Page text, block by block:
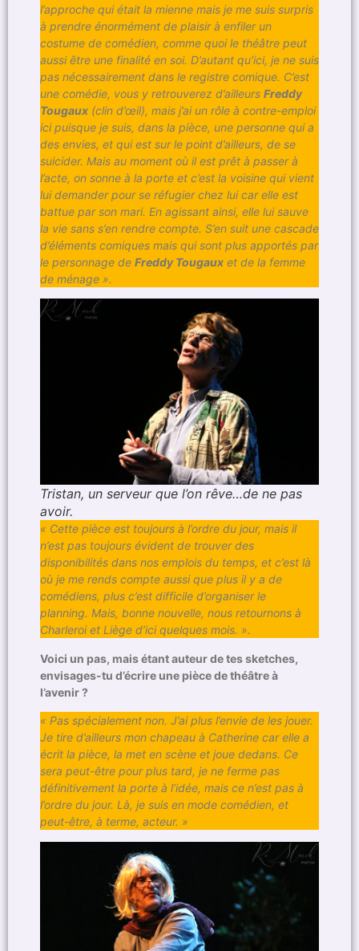
l’approche qui était la mienne mais je me suis surpris
à prendre énormément de plaisir à enfiler un
costume de comédien, comme quoi le théâtre peut
aussi être une finalité en soi. D’autant qu’ici, je ne suis
pas nécessairement dans le registre comique. C’est
une comédie, vous y retrouverez d’ailleurs Freddy
Tougaux (clin d’œil), mais j’ai un rôle à contre-emploi
ici puisque je suis, dans la pièce, une personne qui a
des envies, et qui est sur le point d’ailleurs, de se
suicider. Mais au moment où il est prêt à passer à
l’acte, on sonne à la porte et c’est la voisine qui vient
lui demander pour se réfugier chez lui car elle est
battue par son mari. En agissant ainsi, elle lui sauve
la vie sans s’en rendre compte. S’en suit une cascade
d’éléments comiques mais qui sont plus apportés par
le personnage de Freddy Tougaux et de la femme
de ménage ».
Tristan, un serveur que l’on rêve…de ne pas
avoir.
« Cette pièce est toujours à l’ordre du jour, mais il
n’est pas toujours évident de trouver des
disponibilités dans nos emplois du temps, et c’est là
où je me rends compte aussi que plus il y a de
comédiens, plus c’est difficile d’organiser le
planning. Mais, bonne nouvelle, nous retournons à
Charleroi et Liège d’ici quelques mois. ».
Voici un pas, mais étant auteur de tes sketches,
envisages-tu d’écrire une pièce de théâtre à
l’avenir ?
« Pas spécialement non. J’ai plus l’envie de les jouer.
Je tire d’ailleurs mon chapeau à Catherine car elle a
écrit la pièce, la met en scène et joue dedans. Ce
sera peut-être pour plus tard, je ne ferme pas
définitivement la porte à l’idée, mais ce n’est pas à
l’ordre du jour. Là, je suis en mode comédien, et
peut-être, à terme, acteur. »